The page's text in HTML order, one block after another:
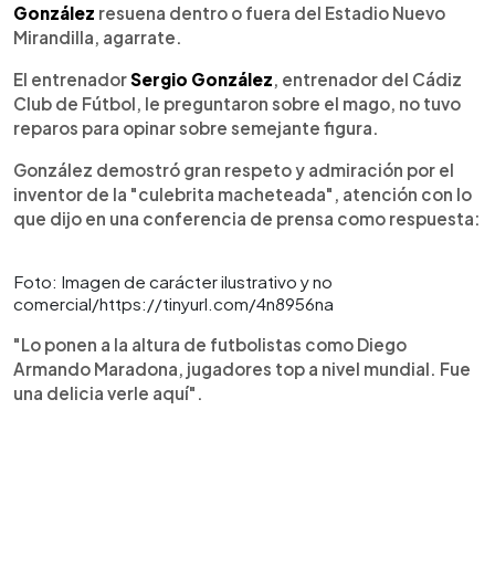
González resuena dentro o fuera del Estadio Nuevo
Mirandilla, agarrate.
El entrenadorSergio González, entrenador del Cádiz
Club de Fútbol, le preguntaron sobre el mago, no tuvo
reparos para opinar sobre semejante figura.
González demostró gran respeto y admiración por el
inventor de la "culebrita macheteada", atención con lo
que dijo en una conferencia de prensa como respuesta:
Foto: Imagen de carácter ilustrativo y no
comercial/https://tinyurl.com/4n8956na
"Lo ponen a la altura de futbolistas como Diego
Armando Maradona, jugadores top a nivel mundial. Fue
una delicia verle aquí".